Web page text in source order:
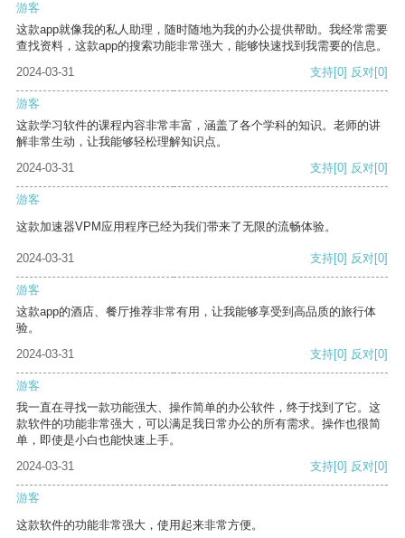
游客
这款app就像我的私人助理，随时随地为我的办公提供帮助。我经常需要
查找资料，这款app的搜索功能非常强大，能够快速找到我需要的信息。
2024-03-31
支持[0] 反对[0]
游客
这款学习软件的课程内容非常丰富，涵盖了各个学科的知识。老师的讲
解非常生动，让我能够轻松理解知识点。
2024-03-31
支持[0] 反对[0]
游客
这款加速器VPM应用程序已经为我们带来了无限的流畅体验。
2024-03-31 支持[0] 反对[0]
游客
这款app的酒店、餐厅推荐非常有用，让我能够享受到高品质的旅行体
验。
2024-03-31
支持[0] 反对[0]
游客
我一直在寻找一款功能强大、操作简单的办公软件，终于找到了它。这
款软件的功能非常强大，可以满足我日常办公的所有需求。操作也很简
单，即使是小白也能快速上手。
2024-03-31
支持[0] 反对[0]
游客
这款软件的功能非常强大，使用起来非常方便。